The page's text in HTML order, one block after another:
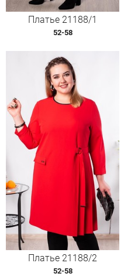
Платье 21188/1
52-58
Платье 21188/2
52-58